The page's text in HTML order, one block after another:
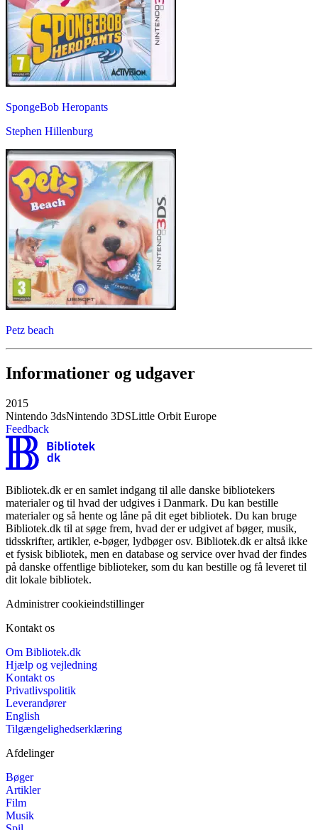
SpongeBob Heropants
Stephen Hillenburg
Petz beach
Informationer og udgaver
2015
Nintendo 3dsNintendo 3DSLittle Orbit Europe
Feedback
Bibliotek.dk er en samlet indgang til alle danske bibliotekers
materialer og til hvad der udgives i Danmark. Du kan bestille
materialer og så hente og låne på dit eget bibliotek. Du kan bruge
Bibliotek.dk til at søge frem, hvad der er udgivet af bøger, musik,
tidsskrifter, artikler, e-bøger, lydbøger osv. Bibliotek.dk er altså ikke
et fysisk bibliotek, men en database og service over hvad der findes
på danske offentlige biblioteker, som du kan bestille og få leveret til
dit lokale bibliotek.
Administrer cookieindstillinger
Kontakt os
Om Bibliotek.dk
Hjælp og vejledning
Kontakt os
Privatlivspolitik
Leverandører
English
Tilgængelighedserklæring
Afdelinger
Bøger
Artikler
Film
Musik